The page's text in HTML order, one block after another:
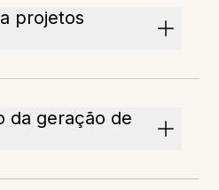
projetos
da geração de